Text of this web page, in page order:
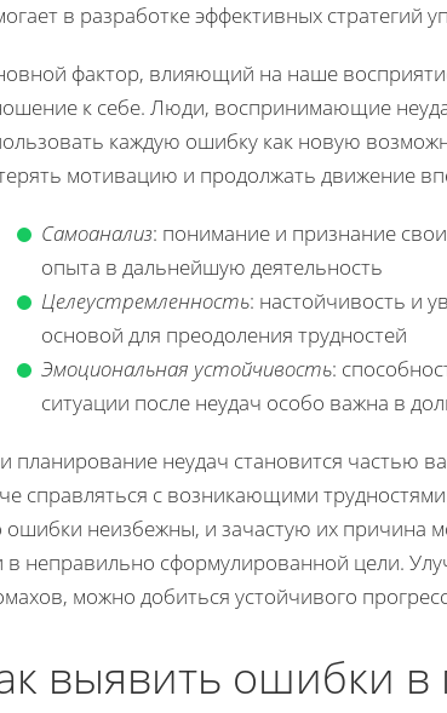
в разработке эффективных стратегий
фактор, влияющий на наше
к себе. Люди, воспринимающие
каждую ошибку как новую
мотивацию и продолжать движение
Самоанализ: понимание и признание
опыта в дальнейшую деятельность
Целеустремленность: настойчивость и
основой для преодоления трудностей
Эмоциональная устойчивость:
ситуации после неудач особо важна в
планирование неудач становится частью
справляться с возникающими
ошибки неизбежны, и зачастую их причина
в неправильно сформулированной цели.
можно добиться устойчивого
выявить ошибки в